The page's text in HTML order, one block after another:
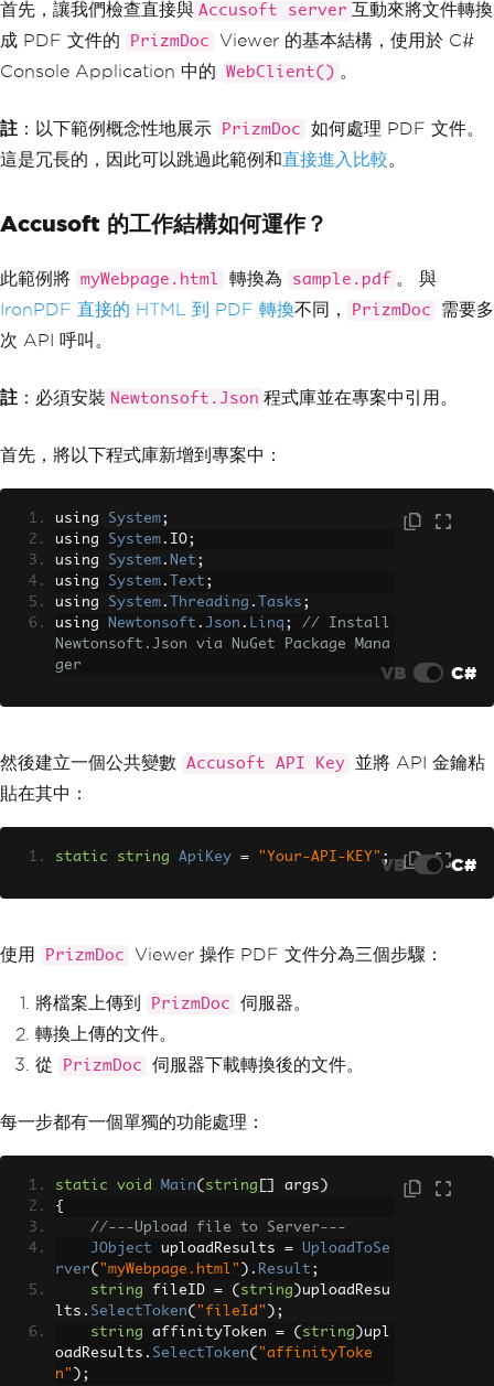
首先，讓我們檢查直接與 Accusoft server 互動來將文件轉換
成 PDF 文件的
PrizmDoc
Viewer 的基本結構，使用於 C#
Console Application 中的
WebClient() 。
註 ：以下範例概念性地展示 PrizmDoc
如何處理 PDF 文件。
這是冗長的，因此可以跳過此範例和直接進入比較。
Accusoft 的工作結構如何運作？
此範例將 myWebpage.html 轉換為 sample.pdf 。 與
IronPDF 直接的 HTML 到 PDF 轉換不同， PrizmDoc
需要多
次 API 呼叫。
註 ：必須安裝 Newtonsoft.Json 程式庫並在專案中引用。
首先，將以下程式庫新增到專案中：
using System;
using System . IO;
using System . Net ;
using System . Text ;
using System . Threading . Tasks ;
using
Newtonsoft . Json . Linq ;
// Install
Newtonsoft.Json via NuGet Package Mana
ger
VB C#
然後建立一個公共變數 Accusoft API Key
並將 API 金鑰粘
貼在其中：
static string ApiKey = "Your-API-KEY";
VB C#
使用 PrizmDoc Viewer 操作 PDF 文件分為三個步驟：
將檔案上傳到 PrizmDoc
伺服器。
轉換上傳的文件。
從
PrizmDoc 伺服器下載轉換後的文件。
每一步都有一個單獨的功能處理：
static void Main( string args )
{
//---Upload file to Server---
JObject uploadResults =
UploadToSe
rver( "myWebpage.html" ). Result ;
string fileID = ( string )uploadResu
lts . SelectToken( "fileId" );
string affinityToken = ( string )upl
oadResults . SelectToken( "affinityToke
n" );